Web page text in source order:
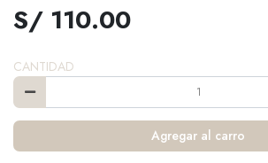
S/ 110.00
CANTIDAD
Agregar al carro